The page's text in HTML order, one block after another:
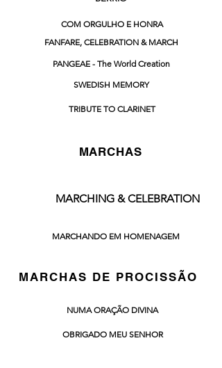
COM ORGULHO E HONRA
FANFARE, CELEBRATION & MARCH
PANGEAE - The World Creation
SWEDISH MEMORY
TRIBUTE TO CLARINET
MARCHAS
MARCHING & CELEBRATION
MARCHANDO EM HOMENAGEM
MARCHAS DE PROCISSÃO
NUMA ORAÇÃO DIVINA
OBRIGADO MEU SENHOR